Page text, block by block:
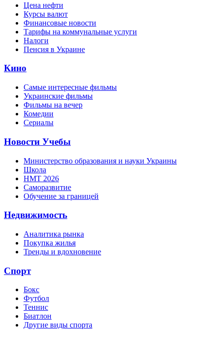
Цена нефти
Курсы валют
Финансовые новости
Тарифы на коммунальные услуги
Налоги
Пенсия в Украине
Кино
Самые интересные фильмы
Украинские фильмы
Фильмы на вечер
Комедии
Сериалы
Новости Учебы
Министерство образования и науки Украины
Школа
НМТ 2026
Саморазвитие
Обучение за границей
Недвижимость
Аналитика рынка
Покупка жилья
Тренды и вдохновение
Спорт
Бокс
Футбол
Теннис
Биатлон
Другие виды спорта